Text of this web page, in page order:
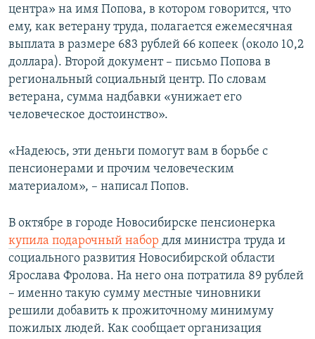
центра» на имя Попова, в котором говорится, что
ему, как ветерану труда, полагается ежемесячная
выплата в размере 683 рублей 66 копеек (около 10,2
доллара). Второй документ – письмо Попова в
региональный социальный центр. По словам
ветерана, сумма надбавки «унижает его
человеческое достоинство».
«Надеюсь, эти деньги помогут вам в борьбе с
пенсионерами и прочим человеческим
материалом», – написал Попов.
В октябре в городе Новосибирске пенсионерка
купила подарочный набор для министра труда и
социального развития Новосибирской области
Ярослава Фролова. На него она потратила 89 рублей
– именно такую сумму местные чиновники
решили добавить к прожиточному минимуму
пожилых людей. Как сообщает организация